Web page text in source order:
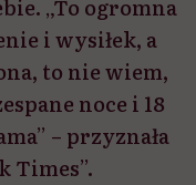
„To ogromna
i wysiłek, a
to nie wiem,
noce i 18
– przyznała
Times”.